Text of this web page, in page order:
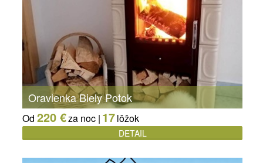
Oravienka Biely Potok
Od 220 €za noc | 17lôžok
DETAIL